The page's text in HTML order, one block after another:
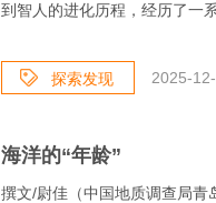
到智人的进化历程，经历了一
探索发现 2025-
海洋的“年龄”
撰文/尉佳（中国地质调查局青